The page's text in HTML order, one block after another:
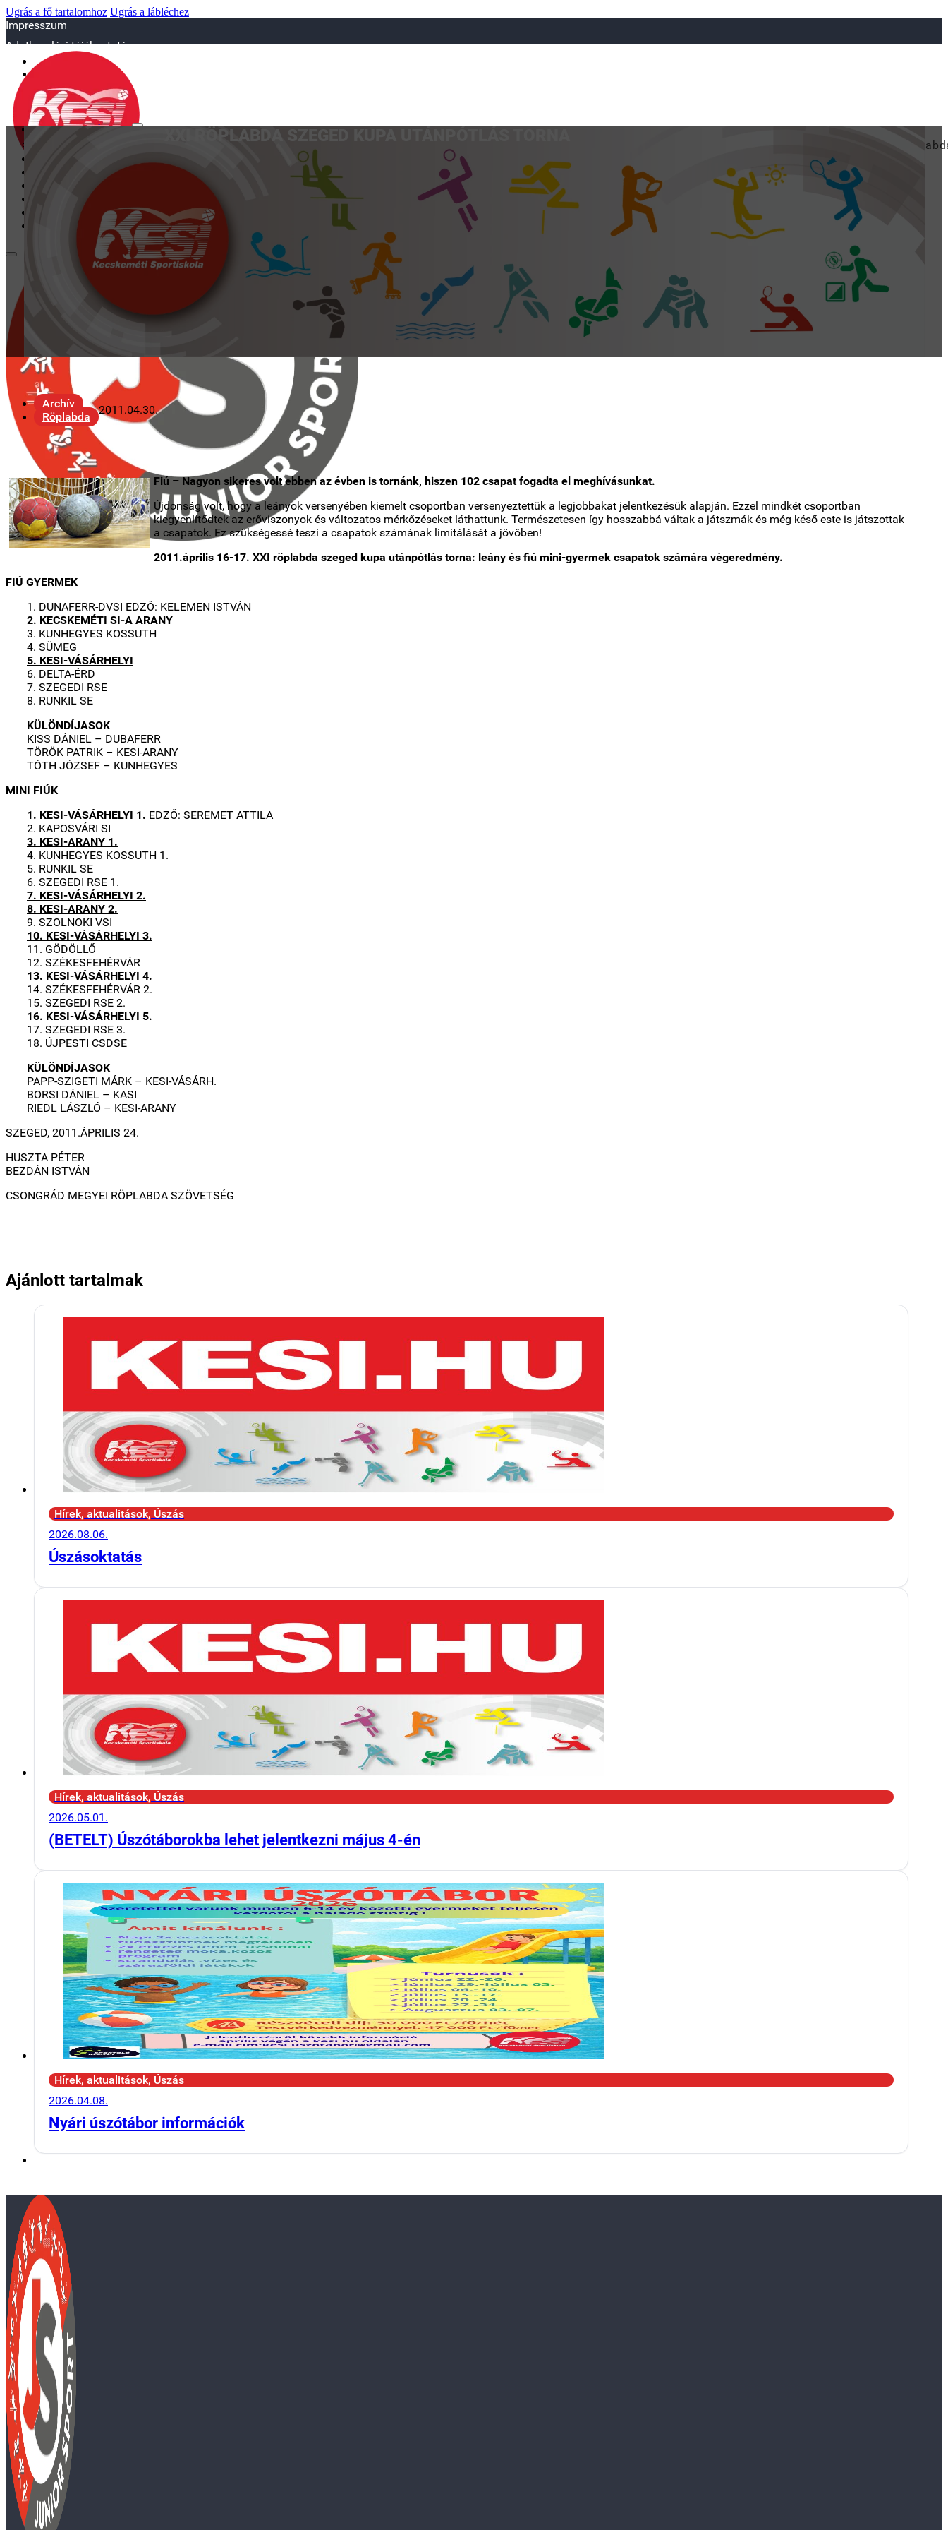
Ugrás a fő tartalomhoz Ugrás a lábléchez
Impresszum
Adatkezelési tájékoztató
sportiskola@juniorsportkft.hu
SZAKOSZTÁLYOK
KAPCSOLAT
XXI RÖPLABDA SZEGED KUPA UTÁNPÓTLÁS TORNA
Archív
Röplabda
2011.04.30.
Fiú – Nagyon sikeres volt ebben az évben is tornánk, hiszen 102 csapat fogadta el meghívásunkat.
Újdonság volt, hogy a leányok versenyében kiemelt csoportban versenyeztettük a legjobbakat jelentkezésük alapján. Ezzel mindkét csoportban
kiegyenlítődtek az erőviszonyok és változatos mérkőzéseket láthattunk. Természetesen így hosszabbá váltak a játszmák és még késő este is játszottak
a csapatok. Ez szükségessé teszi a csapatok számának limitálását a jövőben!
2011.április 16-17. XXI röplabda szeged kupa utánpótlás torna: leány és fiú mini-gyermek csapatok számára végeredmény.
FIÚ GYERMEK
1. DUNAFERR-DVSI EDZŐ: KELEMEN ISTVÁN
2. KECSKEMÉTI SI-A ARANY
3. KUNHEGYES KOSSUTH
4. SÜMEG
5. KESI-VÁSÁRHELYI
6. DELTA-ÉRD
7. SZEGEDI RSE
8. RUNKIL SE
KÜLÖNDÍJASOK
KISS DÁNIEL – DUBAFERR
TÖRÖK PATRIK – KESI-ARANY
TÓTH JÓZSEF – KUNHEGYES
MINI FIÚK
1. KESI-VÁSÁRHELYI 1. EDZŐ: SEREMET ATTILA
2. KAPOSVÁRI SI
3. KESI-ARANY 1.
4. KUNHEGYES KOSSUTH 1.
5. RUNKIL SE
6. SZEGEDI RSE 1.
7. KESI-VÁSÁRHELYI 2.
8. KESI-ARANY 2.
9. SZOLNOKI VSI
10. KESI-VÁSÁRHELYI 3.
11. GÖDÖLLŐ
12. SZÉKESFEHÉRVÁR
13. KESI-VÁSÁRHELYI 4.
14. SZÉKESFEHÉRVÁR 2.
15. SZEGEDI RSE 2.
16. KESI-VÁSÁRHELYI 5.
17. SZEGEDI RSE 3.
18. ÚJPESTI CSDSE
KÜLÖNDÍJASOK
PAPP-SZIGETI MÁRK – KESI-VÁSÁRH.
BORSI DÁNIEL – KASI
RIEDL LÁSZLÓ – KESI-ARANY
SZEGED, 2011.ÁPRILIS 24.
HUSZTA PÉTER
BEZDÁN ISTVÁN
CSONGRÁD MEGYEI RÖPLABDA SZÖVETSÉG
Ajánlott tartalmak
Hírek, aktualitások, Úszás
2026.08.06.
Úszásoktatás
Hírek, aktualitások, Úszás
2026.05.01.
(BETELT) Úszótáborokba lehet jelentkezni május 4-én
Hírek, aktualitások, Úszás
2026.04.08.
Nyári úszótábor információk